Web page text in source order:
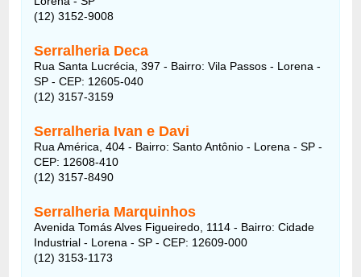
(12) 3152-9008
Serralheria Deca
Rua Santa Lucrécia, 397 - Bairro: Vila Passos - Lorena -
SP - CEP: 12605-040
(12) 3157-3159
Serralheria Ivan e Davi
Rua América, 404 - Bairro: Santo Antônio - Lorena - SP -
CEP: 12608-410
(12) 3157-8490
Serralheria Marquinhos
Avenida Tomás Alves Figueiredo, 1114 - Bairro: Cidade
Industrial - Lorena - SP - CEP: 12609-000
(12) 3153-1173